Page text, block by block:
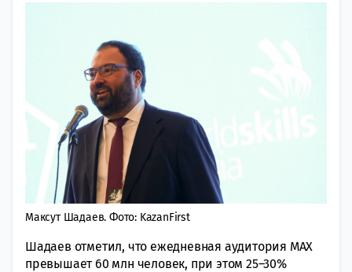
Максут Шадаев. Фото: KazanFirst
Шадаев отметил, что ежедневная аудитория MAX
превышает 60 млн человек, при этом 25–30%